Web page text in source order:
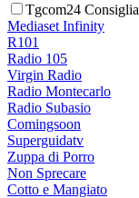
Tgcom24 Consiglia
Mediaset Infinity
R101
Radio 105
Virgin Radio
Radio Montecarlo
Radio Subasio
Comingsoon
Superguidatv
Zuppa di Porro
Non Sprecare
Cotto e Mangiato